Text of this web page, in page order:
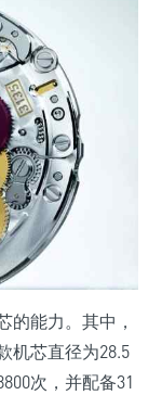
的能力。其中，
机芯直径为28.5
次，并配备31